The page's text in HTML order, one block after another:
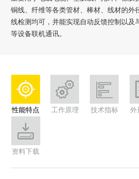
铜线、纤维等各类管材、棒材、线材的外
线检测均可，并能实现自动反馈控制以及
等设备联机通讯。
性能特点 工作原理 技术指标 外
资料下载